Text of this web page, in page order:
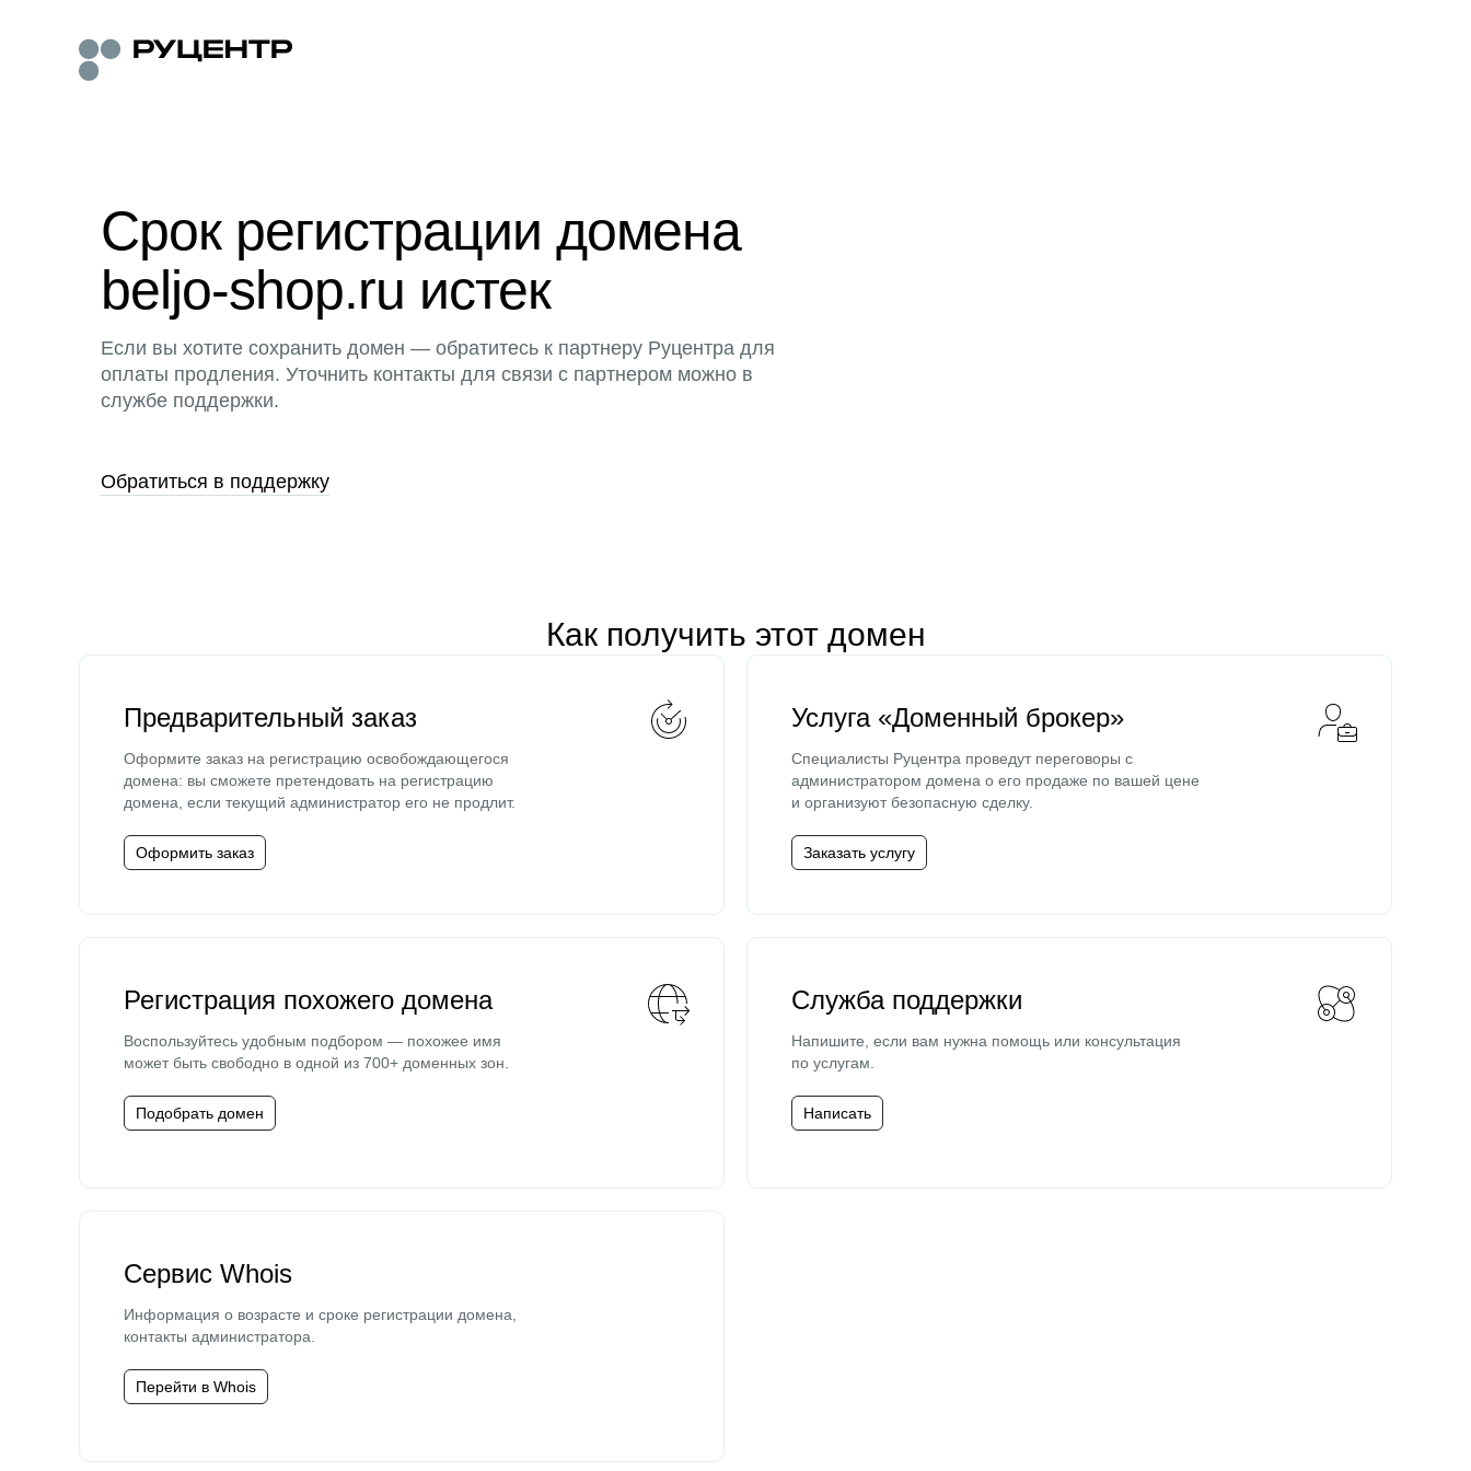
Срок регистрации домена
beljo-shop.ru истек
Если вы хотите сохранить домен — обратитесь к партнеру Руцентра для
оплаты продления. Уточнить контакты для связи с партнером можно в
службе поддержки.
Обратиться в поддержку
Как получить этот домен
Предварительный заказ
Оформите заказ на регистрацию освобождающегося
домена: вы сможете претендовать на регистрацию
домена, если текущий администратор его не продлит.
Оформить заказ
Услуга «Доменный брокер»
Специалисты Руцентра проведут переговоры с
администратором домена о его продаже по вашей цене
и организуют безопасную сделку.
Заказать услугу
Регистрация похожего домена
Воспользуйтесь удобным подбором — похожее имя
может быть свободно в одной из 700+ доменных зон.
Подобрать домен
Служба поддержки
Напишите, если вам нужна помощь или консультация
по услугам.
Написать
Сервис Whois
Информация о возрасте и сроке регистрации домена,
контакты администратора.
Перейти в Whois